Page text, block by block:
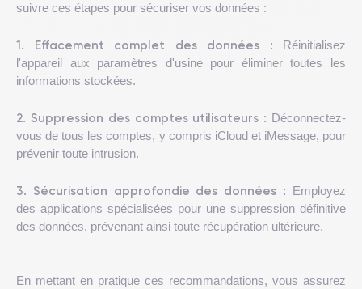
suivre ces étapes pour sécuriser vos données :
1. Effacement complet des données : Réinitialisez
l'appareil aux paramètres d'usine pour éliminer toutes les
informations stockées.
2. Suppression des comptes utilisateurs : Déconnectez-
vous de tous les comptes, y compris iCloud et iMessage, pour
prévenir toute intrusion.
3. Sécurisation approfondie des données : Employez
des applications spécialisées pour une suppression définitive
des données, prévenant ainsi toute récupération ultérieure.
En mettant en pratique ces recommandations, vous assurez